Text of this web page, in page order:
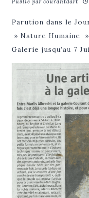
Parution dans le
» Nature Humaine
Galerie jusqu’au 7